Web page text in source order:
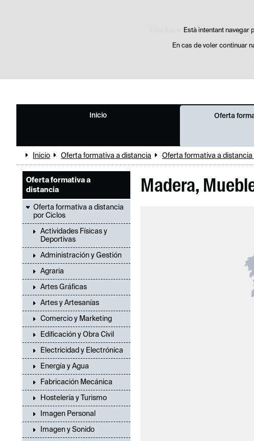
Este lloc web utilitza cookies
Podeu
Està intentant navegar
En cas de voler continuar
Inicio Oferta
Inicio Oferta formativa a distancia Oferta formativa a distancia
Oferta formativa a
distancia
Oferta formativa a distancia
por Ciclos
Actividades Físicas y
Deportivas
Administración y Gestión
Agraria
Artes Gráficas
Artes y Artesanías
Comercio y Marketing
Edificación y Obra Civil
Electricidad y Electrónica
Energía y Agua
Fabricación Mecánica
Hostelería y Turismo
Imagen Personal
Imagen y Sonido
Madera,